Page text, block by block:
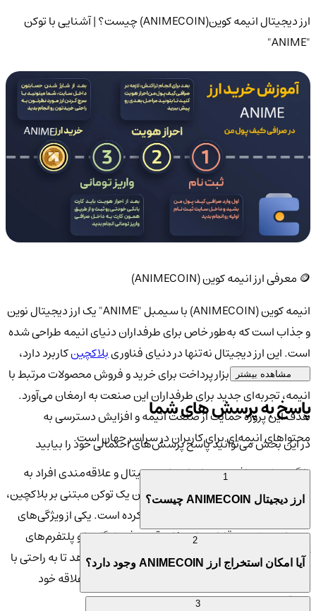
ارز دیجیتال انیمه کوین(ANIMECOIN) چیست؟ | آشنایی با توکن
🪙 معرفی ارز انیمه کوین (ANIMECOIN)
انیمه کوین (ANIMECOIN) با سیمبل "ANIME" یک ارز دیجیتال نوین
و جذاب است که به‌طور خاص برای طرفداران دنیای انیمه طراحی شده
است. این ارز دیجیتال نه‌تنها در دنیای فناوریبلاکچینکاربرد دارد،
بلکه به‌عنوان یک ابزار پرداخت برای خرید و فروش محصولات مرتبط با
انیمه، تجربه‌ای جدید برای طرفداران این صنعت به ارمغان می‌آورد.
هدف این پروژه حمایت از صنعت انیمه و افزایش دسترسی به
محتواهای انیمه‌ای برای کاربران در سراسر جهان است.
با گسترش روزافزون دنیای ارزهای دیجیتال و علاقه‌مندی افراد به
پلتفرم‌های نوآورانه، انیمه کوین به‌عنوان یک توکن مبتنی بر بلاکچین،
توجه بسیاری از کاربران را به خود جلب کرده است. یکی از ویژگی‌های
مهم انیمه کوین، قابلیت استفاده آن در فروشگاه‌ها و پلتفرم‌های
آنلاین مخصوص انیمه است که به کاربران اجازه می‌دهد تا به راحتی با
استفاده از این ارز دیجیتال، به خرید محصولات مورد علاقه خود
بپردازند.
مشاهده بیشتر
پاسخ به پرسش های شما
در این بخش می‌توانید پاسخ پرسش‌های احتمالی خود را بیابید
ارز دیجیتال ANIMECOIN چیست؟
آیا امکان استخراج ارز ANIMECOIN وجود دارد؟